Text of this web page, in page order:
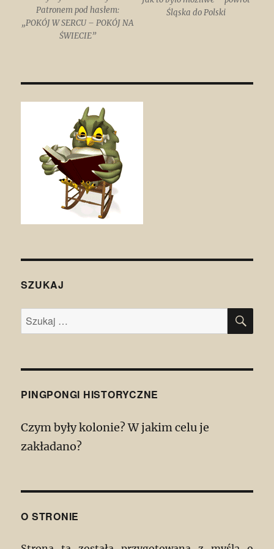
Patronem pod hasłem:
„POKÓJ W SERCU – POKÓJ NA
ŚWIECIE”
Śląska do Polski
SZUKAJ
Szukaj:
PINGPONGI HISTORYCZNE
Czym były kolonie? W jakim celu je
zakładano?
O STRONIE